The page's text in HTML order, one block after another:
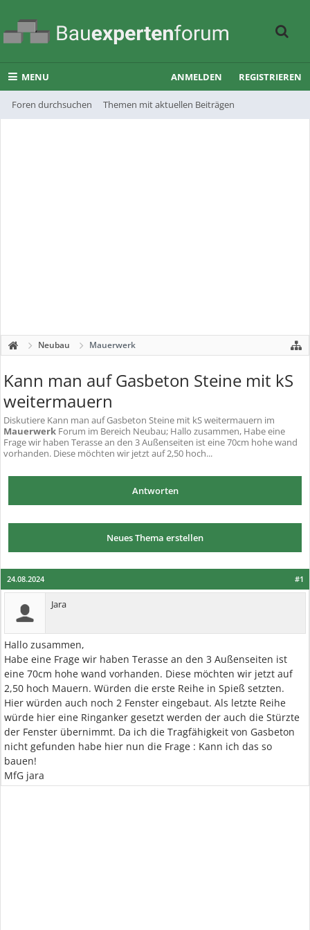
MENU
Foren durchsuchen Themen mit aktuellen Beiträgen
ANMELDEN REGISTRIEREN
Neubau Mauerwerk
Kann man auf Gasbeton Steine mit kS
weitermauern
Diskutiere Kann man auf Gasbeton Steine mit kS weitermauern im
Mauerwerk Forum im Bereich Neubau; Hallo zusammen, Habe eine
Frage wir haben Terasse an den 3 Außenseiten ist eine 70cm hohe wand
vorhanden. Diese möchten wir jetzt auf 2,50 hoch...
Antworten
Neues Thema erstellen
#1
24.08.2024
Jara
Hallo zusammen,
Habe eine Frage wir haben Terasse an den 3 Außenseiten ist
eine 70cm hohe wand vorhanden. Diese möchten wir jetzt auf
2,50 hoch Mauern. Würden die erste Reihe in Spieß setzten.
Hier würden auch noch 2 Fenster eingebaut. Als letzte Reihe
würde hier eine Ringanker gesetzt werden der auch die Stürzte
der Fenster übernimmt. Da ich die Tragfähigkeit von Gasbeton
nicht gefunden habe hier nun die Frage : Kann ich das so
bauen!
MfG jara